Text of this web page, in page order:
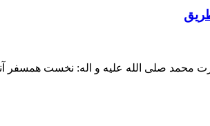
محمد صلی الله علیه و اله: نخست همسفر